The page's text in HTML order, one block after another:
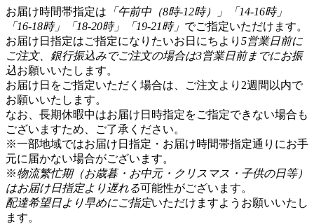
お届け時間帯指定は 「午前中（8時-12時）」「14-16時」
「16-18時」「18-20時」「19-21時」 でご指定いただけます。
お届け日指定はご指定になりたいお日にちより 5営業日前に
ご注文、銀行振込みでご注文の場合は3営業日前までにお振
込お願いいたします。
お届け日をご指定いただく場合は、ご注文より2週間以内で
お願いいたします。
なお、長期休暇中はお届け日時指定をご指定できない場合も
ございますため、ご了承ください。
※一部地域ではお届け日指定・お届け時間帯指定通りにお手
元に届かない場合がございます。
※物流繁忙期（お歳暮・お中元・クリスマス・子供の日等）
はお届け日指定より遅れる可能性がございます。
配達希望日より早めにご指定いただけますようお願いいたし
ます。